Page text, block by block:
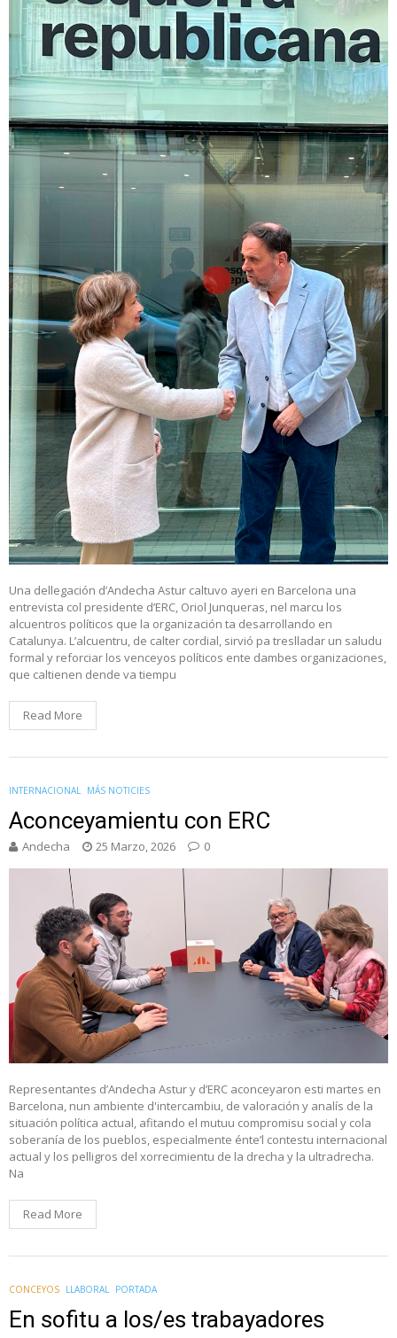
Una dellegación d’Andecha Astur caltuvo ayeri en Barcelona una
entrevista col presidente d’ERC, Oriol Junqueras, nel marcu los
alcuentros políticos que la organización ta desarrollando en
Catalunya. L’alcuentru, de calter cordial, sirvió pa treslladar un saludu
formal y reforciar los venceyos políticos ente dambes organizaciones,
que caltienen dende va tiempu
Read More
INTERNACIONAL MÁS NOTICIES
Aconceyamientu con ERC
Andecha 25 Marzo, 2026 0
Representantes d’Andecha Astur y d’ERC aconceyaron esti martes en
Barcelona, nun ambiente d'intercambiu, de valoración y analís de la
situación política actual, afitando el mutuu compromisu social y cola
soberanía de los pueblos, especialmente énte’l contestu internacional
actual y los pelligros del xorrecimientu de la drecha y la ultradrecha.
Na
Read More
CONCEYOS LLABORAL PORTADA
En sofitu a los/es trabayadores